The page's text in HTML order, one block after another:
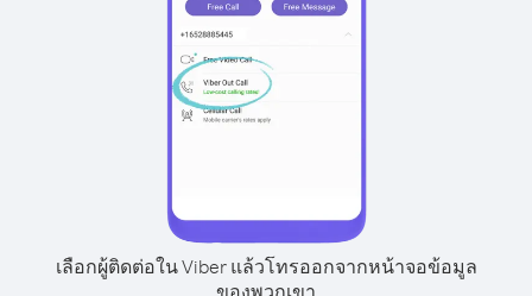
เลือกผู้ติดต่อใน Viber แล้วโทรออกจากหน้าจอข้อมูล
ของพวกเขา